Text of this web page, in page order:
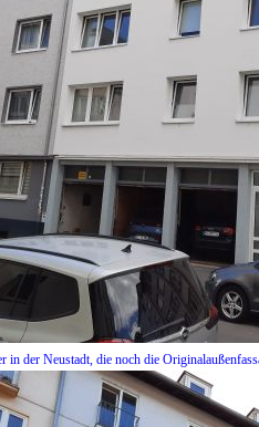
in der Neustadt, die noch die